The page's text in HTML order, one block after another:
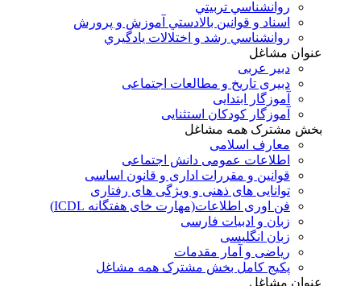
روانشناسي تربيتي
اسناد و قوانين بالادستي آموزش و پرورش
روانشناسي رشد و اختلالات يادگيري
عنوان مشاغل
دبير عربی
دبیری تاریخ و مطالعات اجتماعی
آموزگار ابتدایی
آموزگار کودکان استثنایی
بخش مشترک همه مشاغل
معارف اسلامی
اطلاعات عمومی دانش اجتماعی
قوانین و مقررات اداری و قانون اساسی
توانایی های ذهنی و ویژگی های رفتاری
فن اوری اطلاعات(مهارت خای هفتگانه ICDL)
زبان و ادبیات فارسی
زبان انگلیسی
ریاضی و آمار مقدمات
پکیج کامل بخش مشترک همه مشاغل
عنوان مشاغل